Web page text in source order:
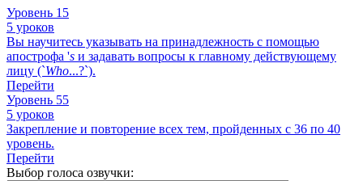
Уровень 15
5 уроков
Вы научитесь указывать на принадлежность с помощью
апострофа 's и задавать вопросы к главному действующему
лицу (`Who...?`).
Перейти
Уровень 55
5 уроков
Закрепление и повторение всех тем, пройденных с 36 по 40
уровень.
Перейти
Выбор голоса озвучки: